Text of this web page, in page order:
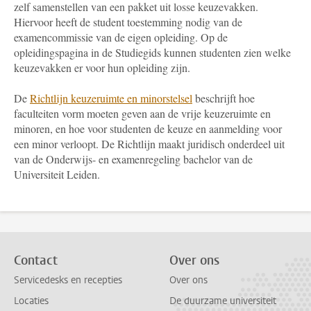
zelf samenstellen van een pakket uit losse keuzevakken.
Hiervoor heeft de student toestemming nodig van de
examencommissie van de eigen opleiding. Op de
opleidingspagina in de Studiegids kunnen studenten zien welke
keuzevakken er voor hun opleiding zijn.
DeRichtlijn keuzeruimte en minorstelsel beschrijft hoe
faculteiten vorm moeten geven aan de vrije keuzeruimte en
minoren, en hoe voor studenten de keuze en aanmelding voor
een minor verloopt. De Richtlijn maakt juridisch onderdeel uit
van de Onderwijs- en examenregeling bachelor van de
Universiteit Leiden.
Contact
Servicedesks en recepties
Locaties
Over ons
Over ons
De duurzame universiteit